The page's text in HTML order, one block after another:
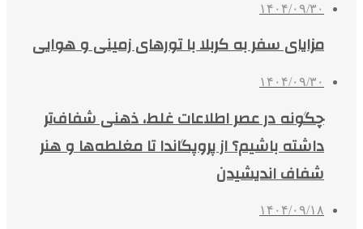
۱۴۰۴/۰۹/۳۰
مزایای سفر به کربلا با تورهای زمینی و هوایی
۱۴۰۴/۰۹/۳۰
چگونه در عصر اطلاعات غلط، ذهنی شفاف‌تر
داشته باشیم؟ از پروپگاندا تا مغلطه‌ها و هنر
شفاف اندیشیدن
۱۴۰۴/۰۹/۱۸